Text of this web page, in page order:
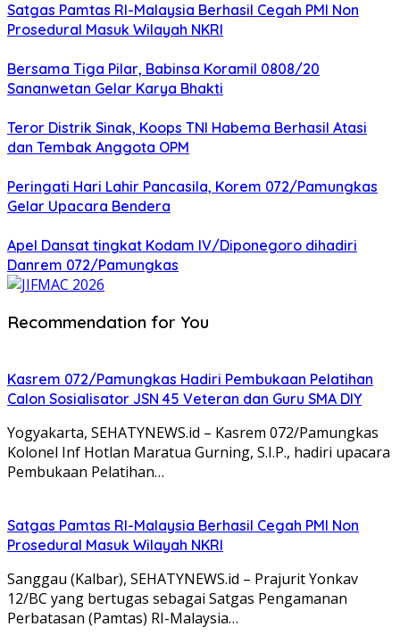
Satgas Pamtas RI-Malaysia Berhasil Cegah PMI Non
Prosedural Masuk Wilayah NKRI
Bersama Tiga Pilar, Babinsa Koramil 0808/20
Sananwetan Gelar Karya Bhakti
Teror Distrik Sinak, Koops TNI Habema Berhasil Atasi
dan Tembak Anggota OPM
Peringati Hari Lahir Pancasila, Korem 072/Pamungkas
Gelar Upacara Bendera
Apel Dansat tingkat Kodam lV/Diponegoro dihadiri
Danrem 072/Pamungkas
Recommendation for You
Kasrem 072/Pamungkas Hadiri Pembukaan Pelatihan
Calon Sosialisator JSN 45 Veteran dan Guru SMA DIY
Yogyakarta, SEHATYNEWS.id – Kasrem 072/Pamungkas
Kolonel Inf Hotlan Maratua Gurning, S.I.P., hadiri upacara
Pembukaan Pelatihan…
Satgas Pamtas RI-Malaysia Berhasil Cegah PMI Non
Prosedural Masuk Wilayah NKRI
Sanggau (Kalbar), SEHATYNEWS.id – Prajurit Yonkav
12/BC yang bertugas sebagai Satgas Pengamanan
Perbatasan (Pamtas) RI-Malaysia…